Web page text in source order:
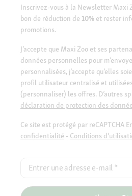
Inscrivez-vous à la Newsletter Maxi
bon de réduction de 10% et rester
promotions.
J’accepte que Maxi Zoo et ses
données personnelles pour
personnalisées, j’accepte qu’elles
profil utilisateur centralisé et
(personnaliser) les offres. D’autres
déclaration de protection des
Ce site est protégé par reCAPTCHA
confidentialité - Conditions
Entrer une adresse e-mail *